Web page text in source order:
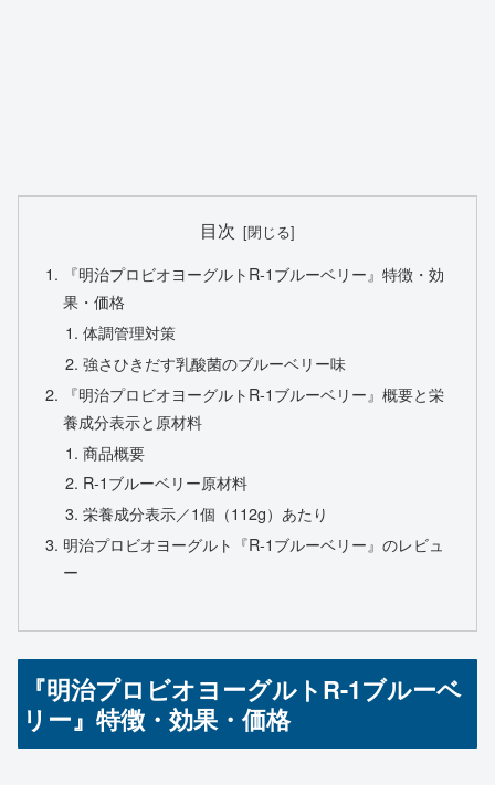
目次
『明治プロビオヨーグルトR-1ブルーベリー』特徴・効
果・価格
体調管理対策
強さひきだす乳酸菌のブルーベリー味
『明治プロビオヨーグルトR-1ブルーベリー』概要と栄
養成分表示と原材料
商品概要
R-1ブルーベリー原材料
栄養成分表示／1個（112g）あたり
明治プロビオヨーグルト『R-1ブルーベリー』のレビュ
ー
『明治プロビオヨーグルトR-1ブルーベ
リー』特徴・効果・価格